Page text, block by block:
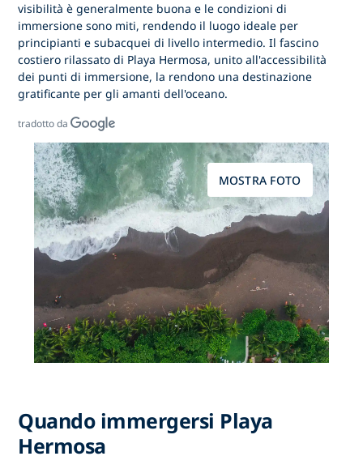
visibilità è generalmente buona e le condizioni di
immersione sono miti, rendendo il luogo ideale per
principianti e subacquei di livello intermedio. Il fascino
costiero rilassato di Playa Hermosa, unito all'accessibilità
dei punti di immersione, la rendono una destinazione
gratificante per gli amanti dell'oceano.
tradotto da
MOSTRA FOTO
Quando immergersi Playa
Hermosa